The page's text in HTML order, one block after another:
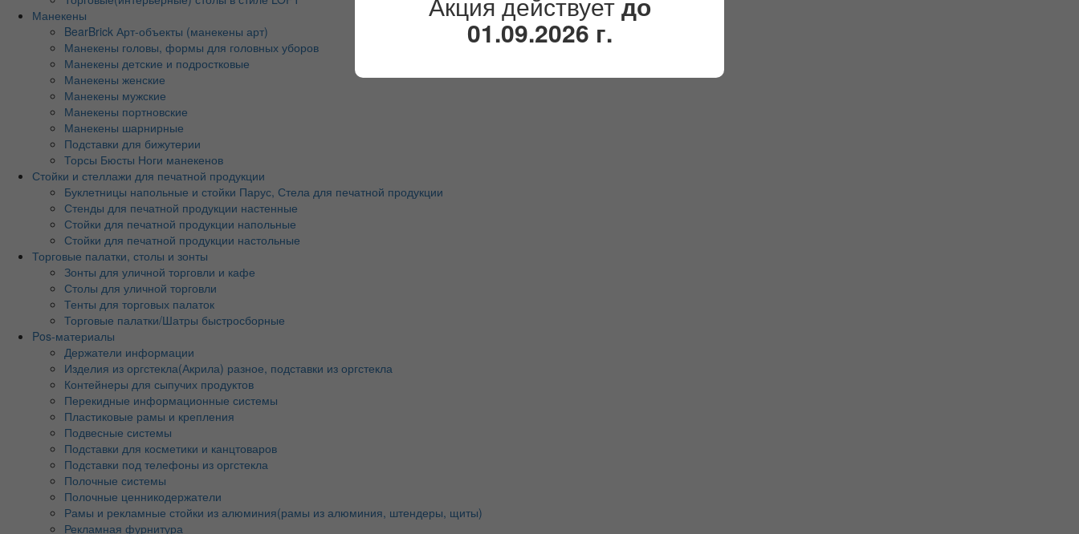
01.09.2026 г.
Манекены
BearBrick Арт-объекты (манекены арт)
Манекены головы, формы для головных уборов
Манекены детские и подростковые
Манекены женские
Манекены мужские
Манекены портновские
Манекены шарнирные
Подставки для бижутерии
Торсы Бюсты Ноги манекенов
Стойки и стеллажи для печатной продукции
Буклетницы напольные и стойки Парус, Стела для печатной продукции
Стенды для печатной продукции настенные
Стойки для печатной продукции напольные
Стойки для печатной продукции настольные
Торговые палатки, столы и зонты
Зонты для уличной торговли и кафе
Столы для уличной торговли
Тенты для торговых палаток
Торговые палатки/Шатры быстросборные
Pos-материалы
Держатели информации
Изделия из оргстекла(Акрила) разное, подставки из оргстекла
Контейнеры для сыпучих продуктов
Перекидные информационные системы
Пластиковые рамы и крепления
Подвесные системы
Подставки для косметики и канцтоваров
Подставки под телефоны из оргстекла
Полочные системы
Полочные ценникодержатели
Рамы и рекламные стойки из алюминия(рамы из алюминия, штендеры, щиты)
Рекламная фурнитура